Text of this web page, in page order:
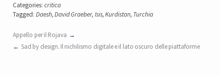
Categories: critica
Tagged: Daesh,David Graeber, Isis,Kurdistan, Turchia
Appello per il Rojava
Sad by design. Il nichilismo digitale e il lato oscuro delle piattaforme